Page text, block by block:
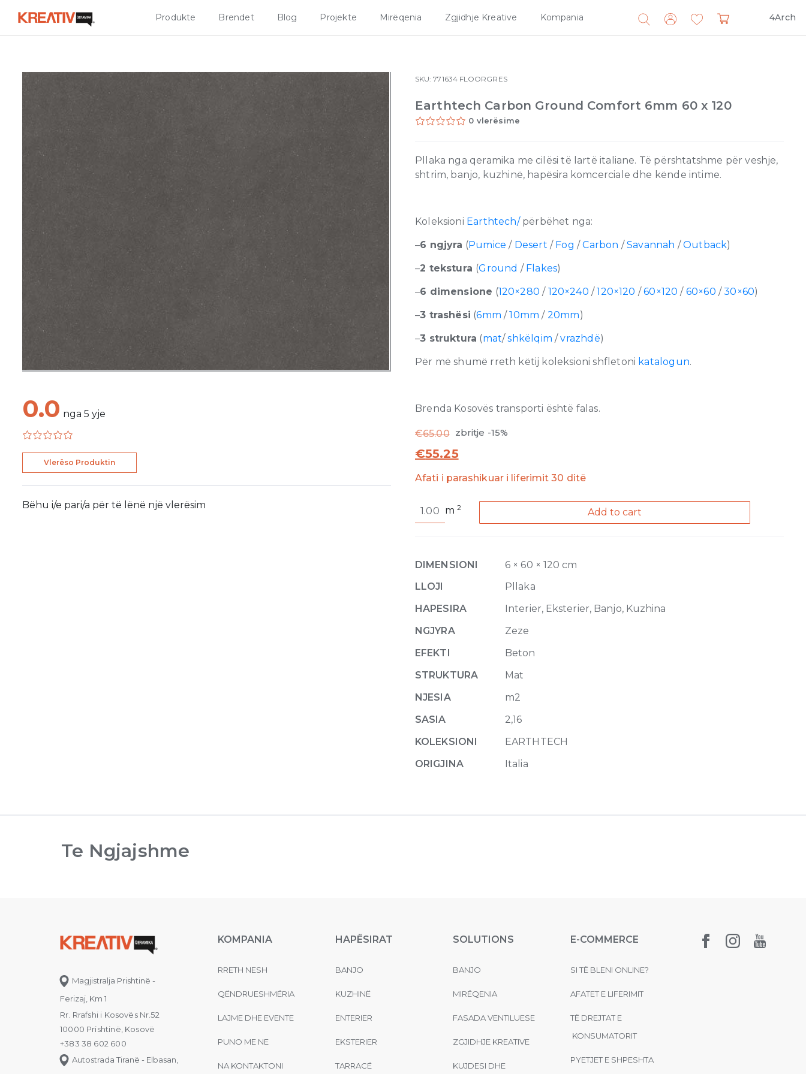
Produkte Brendet Blog Projekte Mirëqenia Zgjidhje Kreative Kompania 4Arch
Search
for:
0.0 nga 5 yje
Vlerëso Produktin
Bëhu i/e pari/a për të lënë një vlerësim
SKU:771634 FLOORGRES
Earthtech Carbon Ground Comfort 6mm 60 x 120
0 vlerësime
Pllaka nga qeramika me cilësi të lartë italiane. Të përshtatshme për veshje,
shtrim, banjo, kuzhinë, hapësira komcerciale dhe kënde intime.
Koleksioni Earthtech/përbëhet nga:
–6 ngjyra (Pumice / Desert / Fog /Carbon /Savannah /Outback)
–2 tekstura (Ground / Flakes)
–6 dimensione (120×280 / 120×240 /120×120 /60×120 / 60×60 /30×60)
–3 trashësi (6mm/10mm / 20mm)
–3 struktura (mat/shkëlqim /vrazhdë)
Për më shumë rreth këtij koleksioni shfletoni katalogun.
Brenda Kosovës transporti është falas.
€65.00 zbritje -15%
€55.25
Afati i parashikuar i liferimit 30 ditë
Carbon
60
x
quantity
m2 Add to cart
DIMENSIONI
6 × 60 × 120 cm
LLOJI
Pllaka
HAPESIRA
Interier, Eksterier, Banjo, Kuzhina
NGJYRA
Zeze
EFEKTI
Beton
STRUKTURA
Mat
NJESIA
m2
SASIA
2,16
KOLEKSIONI
EARTHTECH
ORIGJINA
Italia
Te Ngjajshme
Magjistralja Prishtinë -
Ferizaj, Km 1
Rr. Rrafshi i Kosovës Nr.52
10000 Prishtinë, Kosovë
+383 38 602 600
Autostrada Tiranë - Elbasan,
KOMPANIA
RRETH NESH
QËNDRUESHMËRIA
LAJME DHE EVENTE
PUNO ME NE
NA KONTAKTONI
HAPËSIRAT
BANJO
KUZHINË
ENTERIER
EKSTERIER
TARRACË
SOLUTIONS
BANJO
MIRËQENIA
FASADA VENTILUESE
ZGJIDHJE KREATIVE
KUJDESI DHE
E-COMMERCE
SI TË BLENI ONLINE?
AFATET E LIFERIMIT
TË DREJTAT E
KONSUMATORIT
PYETJET E SHPESHTA